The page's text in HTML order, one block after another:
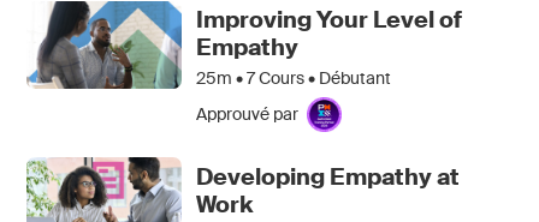
Improving Your Level of
Empathy
25m •7Cours • Débutant
Approuvé par
Developing Empathy at
Work